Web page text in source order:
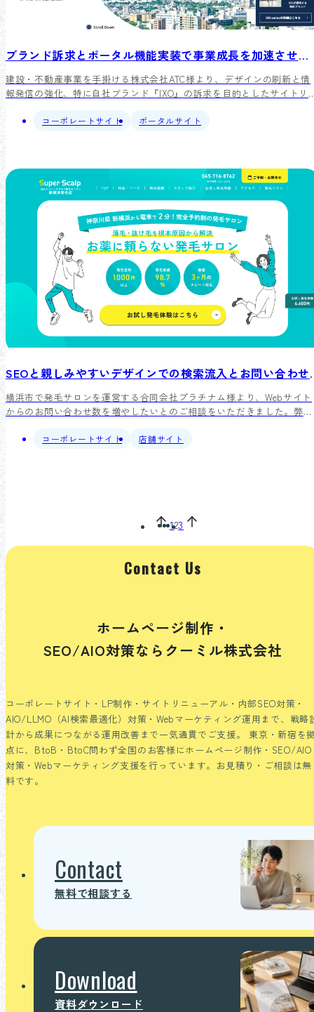
ブランド訴求とポータル機能実装で事業成長を加速させる建設・不動産サイトのリニューアル事例
建設・不動産事業を手掛ける株式会社ATC様より、デザインの刷新と情
報発信の強化、特に自社ブランド『IXO』の訴求を目的としたサイトリ
デザインと、お客様自身で不動産情報を更新できるポータル機能を両立
コーポレートサイト ポータルサイト
SEOと親しみやすいデ
横浜市で発毛サロンを運営する合同会社プラチナム様より、Webサイト
からのお問い合わせ数を増やしたいとのご相談をいただきました。弊社
テンツSEOを両軸でご提案・実施。結果として、毎月安定したお問い合
コーポレートサイト 店舗サイト
123
Contact Us
ホームページ制作・
SEO/AIO対策ならクーミル株式会社
コーポレートサイト・LP制作・サイトリニューアル・内部SEO対策・
AIO/LLMO（AI検索最適化）対策・Webマーケティング運用まで、戦略
計から成果につながる運用改善まで一気通貫でご支援。
東京・新宿を
点に、BtoB・BtoC問わず全国のお客様にホームページ制作・SEO/AIO
対策・Webマーケティング支援を行っています。お見積り・ご相談は無
料です。
Contact
無料で相談する
Download
資料ダウンロード